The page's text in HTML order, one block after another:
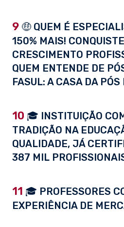
9 🤑 QUEM É
150% MAIS!
CRESCIMENTO
QUEM ENTENDE DE
FASUL: A CASA DA
10 🎓 INSTITUIÇÃO
TRADIÇÃO NA
QUALIDADE, JÁ
387 MIL
11 🎓 PROFESSORES
EXPERIÊNCIA DE